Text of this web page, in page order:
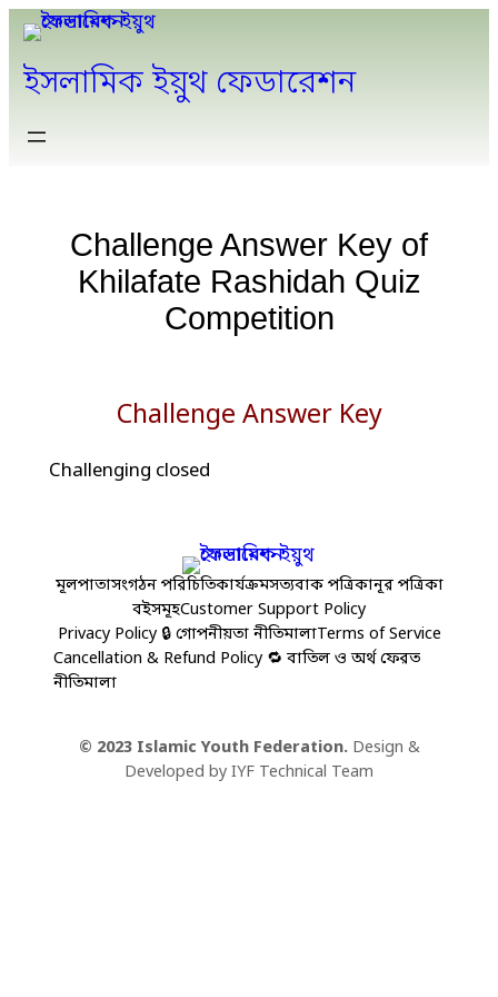
ইসলামিক ইয়ুথ ফেডারেশন
Challenge Answer Key of
Khilafate Rashidah Quiz
Competition
Challenge Answer Key
Challenging closed
মূলপাতাসংগঠন পরিচিতিকার্যক্রমসত্যবাক পত্রিকানূর পত্রিকা
বইসমূহCustomer Support Policy
Privacy Policy 🔒 গোপনীয়তা নীতিমালাTerms of Service
Cancellation & Refund Policy 🔁 বাতিল ও অর্থ ফেরত
নীতিমালা
© 2023 Islamic Youth Federation.Design &
Developed by IYF Technical Team